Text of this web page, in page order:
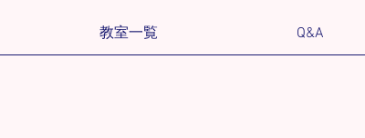
教室一覧 Q&A